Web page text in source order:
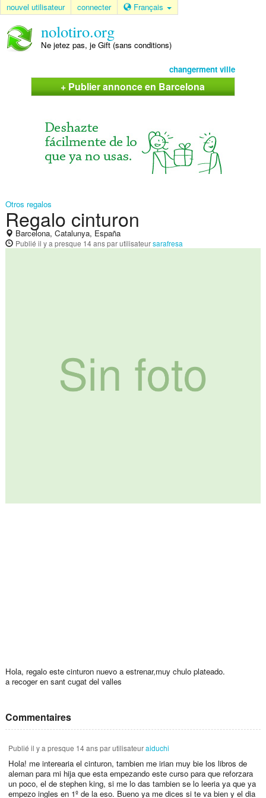
nouvel utilisateur connecter Français
nolotiro.org
Ne jetez pas, je Gift (sans conditions)
changerment ville
+ Publier annonce en Barcelona
Otros regalos
Regalo cinturon
Barcelona, Catalunya, España
Publié il y a presque 14 anspar utilisateursarafresa
Hola, regalo este cinturon nuevo a estrenar,muy chulo plateado.
a recoger en sant cugat del valles
Commentaires
Publié il y a presque 14 anspar utilisateuraiduchi
Hola! me interearia el cinturon, tambien me irian muy bie los libros de
aleman para mi hija que esta empezando este curso para que reforzara
un poco, el de stephen king, si me lo das tambien se lo leeria ya que ya
empezo ingles en 1º de la eso. Bueno ya me dices si te va bien y el dia